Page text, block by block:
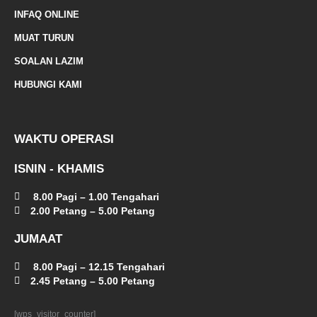
INFAQ ONLINE
MUAT TURUN
SOALAN LAZIM
HUBUNGI KAMI
WAKTU OPERASI
ISNIN - KHAMIS
8.00 Pagi – 1.00 Tengahari
2.00 Petang – 5.00 Petang
JUMAAT
8.00 Pagi – 12.15 Tengahari
2.45 Petang – 5.00 Petang
[wps_visitor_counter]